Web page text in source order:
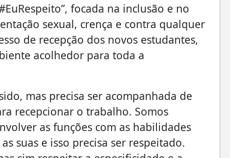
focada na inclusão e no
sexual, crença e contra qualquer
de recepção dos novos estudantes,
acolhedor para toda a
mas precisa ser acompanhada de
recepcionar o trabalho. Somos
as funções com as habilidades
suas e isso precisa ser respeitado.